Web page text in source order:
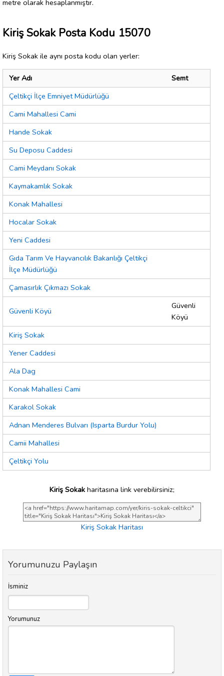
metre olarak hesaplanmıştır.
Kiriş Sokak Posta Kodu 15070
Kiriş Sokak ile aynı posta kodu olan yerler:
Yer Adı
Semt
Çeltikçi İlçe Emniyet Müdürlüğü
Cami Mahallesi Cami
Hande Sokak
Su Deposu Caddesi
Cami Meydanı Sokak
Kaymakamlık Sokak
Konak Mahallesi
Hocalar Sokak
Yeni Caddesi
Gıda Tarım Ve Hayvancılık Bakanlığı Çeltikçi
İlçe Müdürlüğü
Çamasırlık Çıkmazı Sokak
Güvenli Köyü
Güvenli
Köyü
Kiriş Sokak
Yener Caddesi
Ala Dag
Konak Mahallesi Cami
Karakol Sokak
Adnan Menderes Bulvarı (Isparta Burdur Yolu)
Camii Mahallesi
Çeltikçi Yolu
Kiriş Sokak haritasına link verebilirsiniz;
Kiriş Sokak Haritası
Yorumunuzu Paylaşın
İsminiz
Yorumunuz